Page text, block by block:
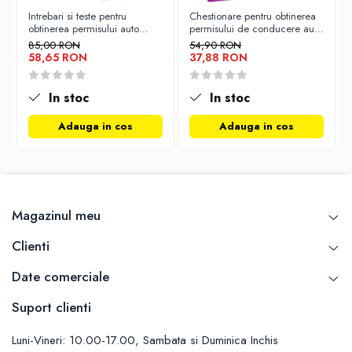
Conservarea si pastrarea alimentelor
Ghiduri de calatorie, harti
Ghiduri de calatorie
Animale de companie
Carti de colorat pentru adulti
Invatamant superior
Cursuri universitare
Al Doilea Razboi Mondial
Biografii, memorii si jurnale
Istoria romanilor
Intrebari si teste pentru
obtinerea permisului auto
categoria B - editia 2026
85,00 RON
58,65 RON
In stoc
Adauga in cos
Chestionare pentru obtinerea
permisului de conducere auto
- Categoria B - 2026
54,90 RON
37,88 RON
In stoc
Adauga in cos
Magazinul meu
Clienti
Date comerciale
Suport clienti
Luni-Vineri: 10.00-17.00, Sambata si Duminica Inchis